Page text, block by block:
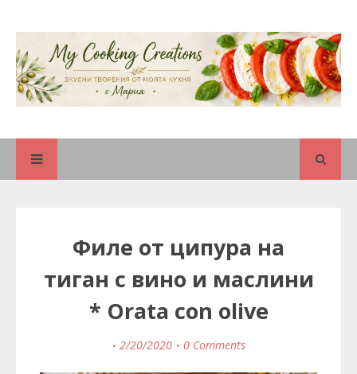
Филе от ципура на
тиган с вино и маслини
* Orata con olive
2/20/2020 0 Comments